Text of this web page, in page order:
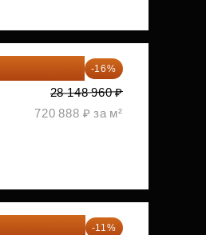
-16%
28 148 960 ₽
720 888 ₽ за м²
-11%